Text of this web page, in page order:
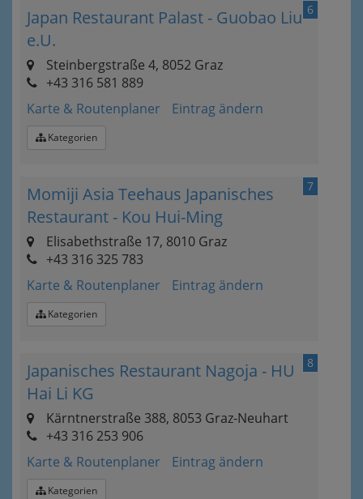
6
Japan Restaurant Palast - Guobao Liu
e.U.
Steinbergstraße 4, 8052 Graz
+43 316 581 889
Karte & Routenplaner
Eintrag ändern
Kategorien
7
Momiji Asia Teehaus Japanisches
Restaurant - Kou Hui-Ming
Elisabethstraße 17, 8010 Graz
+43 316 325 783
Karte & Routenplaner
Eintrag ändern
Kategorien
8
Japanisches Restaurant Nagoja - HU
Hai Li KG
Kärntnerstraße 388, 8053 Graz-Neuhart
+43 316 253 906
Karte & Routenplaner
Eintrag ändern
Kategorien